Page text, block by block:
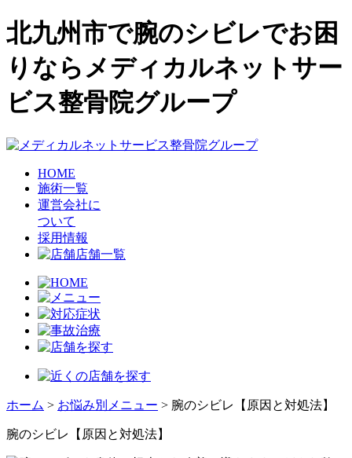
北九州市で腕のシビレでお困
りならメディカルネットサー
ビス整骨院グループ
HOME
施術一覧
運営会社に
ついて
採用情報
店舗一覧
ホーム > お悩み別メニュー > 腕のシビレ【原因と対処法】
腕のシビレ【原因と対処法】